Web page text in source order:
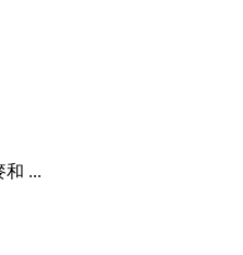
和 ...